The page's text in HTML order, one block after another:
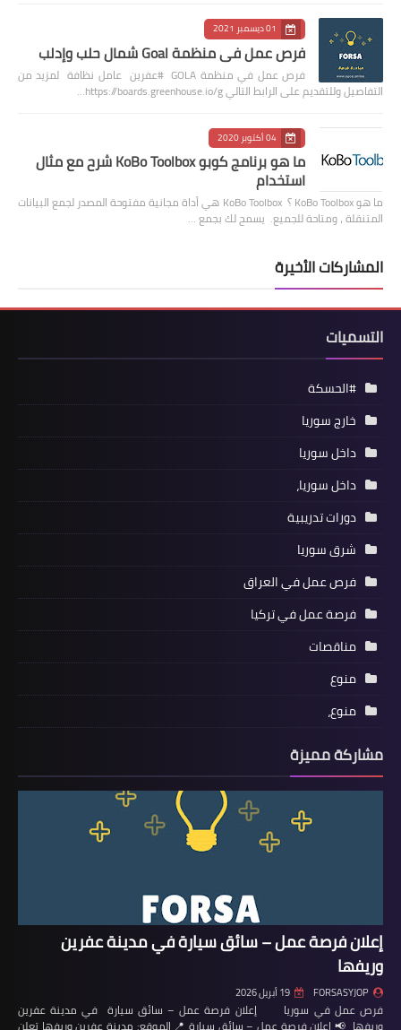
01 ديسمبر 2021
فرص عمل في منظمة Goal شمال حلب وإدلب
فرص عمل في منظمة GOLA #عفرين عامل نظافة لمزيد من
التفاصيل وللتقديم على الرابط التالي https://boards.greenhouse.io/g…
04 أكتوبر 2020
ما هو برنامج كوبو KoBo Toolbox شرح مع مثال
استخدام
ما هو KoBo Toolbox ؟ KoBo Toolbox هي أداة مجانية مفتوحة المصدر لجمع البيانات
المتنقلة ، ومتاحة للجميع. يسمح لك بجمع …
المشاركات الأخيرة
التسميات
#الحسكة
خارج سوريا
داخل سوريا
داخل سوريا،
دورات تدريبية
شرق سوريا
فرص عمل في العراق
فرصة عمل في تركيا
مناقصات
منوع
منوع،
مشاركة مميزة
إعلان فرصة عمل – سائق سيارة في مدينة عفرين
وريفها
FORSASYJOP 19 أبريل 2026
فرص عمل في سوريا إعلان فرصة عمل – سائق سيارة في مدينة عفرين